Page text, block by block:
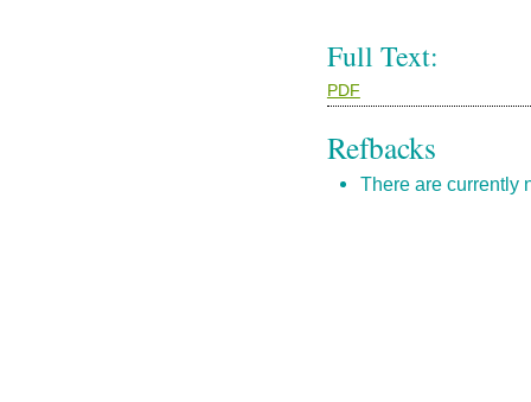
Full Text:
PDF
Refbacks
There are currently